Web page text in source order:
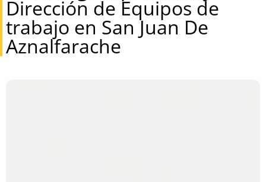
Dirección de Equipos de
trabajo en San Juan De
Aznalfarache